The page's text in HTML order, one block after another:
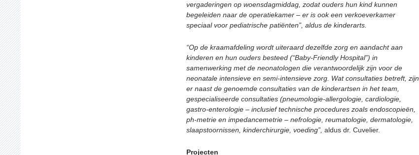
vergaderingen op woensdagmiddag, zodat ouders hun kind kunnen
begeleiden naar de operatiekamer – er is ook een verkoeverkamer
speciaal voor pediatrische patiënten”, aldus de kinderarts.
“Op de kraamafdeling wordt uiteraard dezelfde zorg en aandacht aan
kinderen en hun ouders besteed (“Baby-Friendly Hospital”) in
samenwerking met de neonatologen die verantwoordelijk zijn voor de
neonatale intensieve en semi-intensieve zorg. Wat consultaties betreft, zijn
er naast de genoemde consultaties van de kinderartsen in het team,
gespecialiseerde consultaties (pneumologie-allergologie, cardiologie,
gastro-enterologie – inclusief technische procedures zoals endoscopieën,
ph-metrie en impedancemetrie – nefrologie, reumatologie, dermatologie,
slaapstoornissen, kinderchirurgie, voeding”, aldus dr. Cuvelier.
Projecten